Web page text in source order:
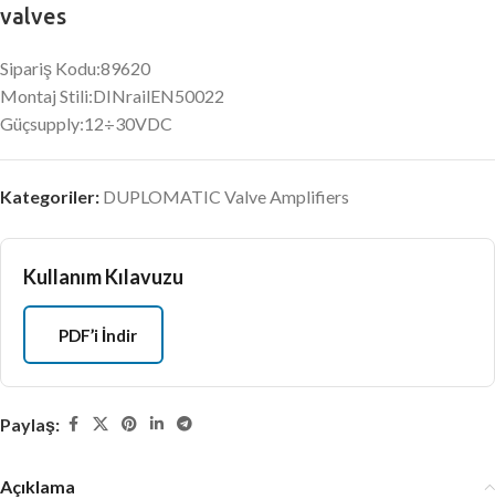
valves
Sipariş Kodu:89620
Montaj Stili:DINrailEN50022
Güçsupply:12÷30VDC
Kategoriler: DUPLOMATIC Valve Amplifiers
Kullanım Kılavuzu
PDF’i İndir
Paylaş:
Açıklama